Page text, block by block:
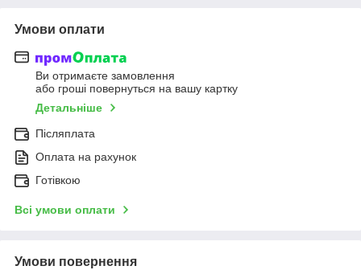
Умови оплати
Ви отримаєте замовлення
або гроші повернуться на вашу картку
Детальніше
Післяплата
Оплата на рахунок
Готівкою
Всі умови оплати
Умови повернення